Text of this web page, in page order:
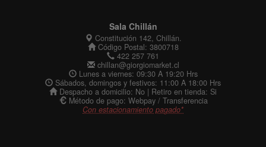
Sala Chillán
Constitución 142, Chillán.
Código Postal: 3800718
422 257 761
chillan@giorgiomarket.cl
Lunes a viernes: 09:30 A 19:20 Hrs
Sábados, domingos y festivos: 11:00 A 18:00 Hrs
Despacho a domicilio: No | Retiro en tienda: Si
Método de pago: Webpay / Transferencia
Con estacionamiento pagado*